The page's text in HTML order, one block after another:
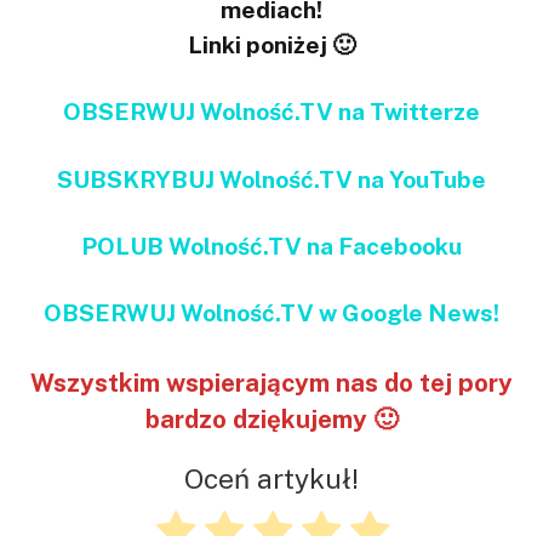
mediach!
Linki poniżej 🙂
OBSERWUJ Wolność.TV na Twitterze
SUBSKRYBUJ Wolność.TV na YouTube
POLUB Wolność.TV na Facebooku
OBSERWUJ Wolność.TV w Google News!
Wszystkim wspierającym nas do tej pory
bardzo dziękujemy 🙂
Oceń artykuł!